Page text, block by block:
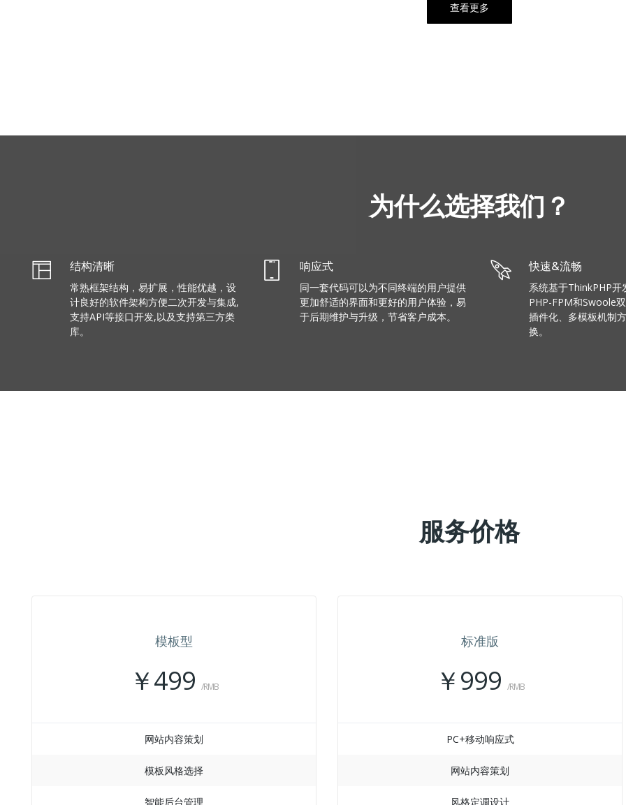
查看更多
为什么选择我们？
结构清晰
常熟框架结构，易扩展，性能优越，设
计良好的软件架构方便二次开发与集成,
支持API等接口开发,以及支持第三方类
库。
响应式
同一套代码可以为不同终端的用户提供
更加舒适的界面和更好的用户体验，易
于后期维护与升级，节省客户成本。
快速&流畅
系统基于ThinkPHP开
PHP-FPM和Swoole
插件化、多模板机制
换。
服务价格
模板型
￥499 /RMB
网站内容策划
模板风格选择
智能后台管理
标准版
￥999 /RMB
PC+移动响应式
网站内容策划
风格定调设计